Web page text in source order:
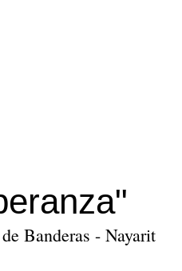
Banderas - Nayarit